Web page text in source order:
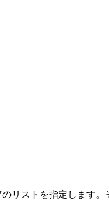
リストを指定します。